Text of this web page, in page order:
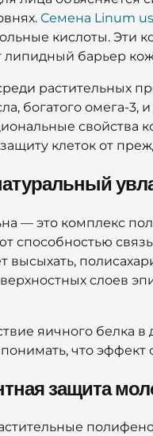
Семена Linum
кислоты. Эти
липидный барьер
растительных
богатого омега-
свойства
клеток от
— это комплекс
способностью
высыхать,
слоев
яичного
что эффект
защита